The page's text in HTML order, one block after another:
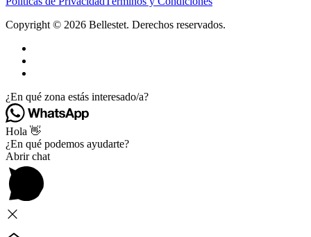
Copyright © 2026 Bellestet. Derechos reservados.
¿En qué zona estás interesado/a?
Hola 👋
¿En qué podemos ayudarte?
Abrir chat